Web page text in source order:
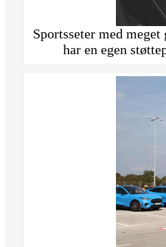
Sportsseter med
har en egen